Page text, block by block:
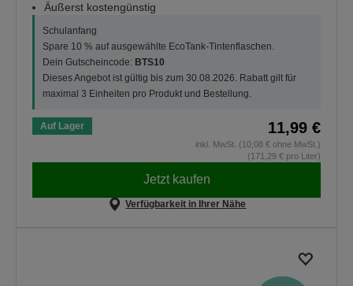
Äußerst kostengünstig
Schulanfang
Spare 10 % auf ausgewählte EcoTank-Tintenflaschen.
Dein Gutscheincode: BTS10
Dieses Angebot ist gültig bis zum 30.08.2026. Rabatt gilt für
maximal 3 Einheiten pro Produkt und Bestellung.
Auf Lager 11,99 €
inkl. MwSt. (10,08 € ohne MwSt.)
(171,29 € pro Liter)
Jetzt kaufen
Verfügbarkeit in Ihrer Nähe